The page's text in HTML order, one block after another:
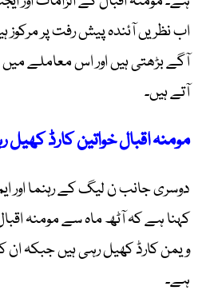
اب نظریں آئندہ پیش رفت پر
آگے بڑھتی ہیں اور اس معاملے
آتے ہیں۔
مومنہ اقبال خواتین کارڈ کھیل
دوسری جانب ن لیگ کے رہنما اور
کہنا ہے کہ آٹھ ماہ سے مومنہ
ویمن کارڈ کھیل رہی ہیں جبکہ ان
ہے۔